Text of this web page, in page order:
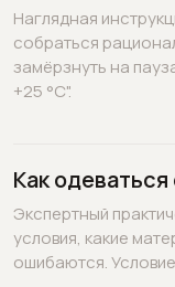
Наглядная
собраться
замёрзнуть на
+25 °C".
Как
Экспертный
условия, какие
ошибаются.